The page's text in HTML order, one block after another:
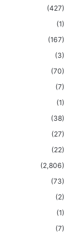
(427)
(1)
(167)
(3)
(70)
(7)
(1)
(38)
(27)
(22)
(2,806)
(73)
(2)
(1)
(7)